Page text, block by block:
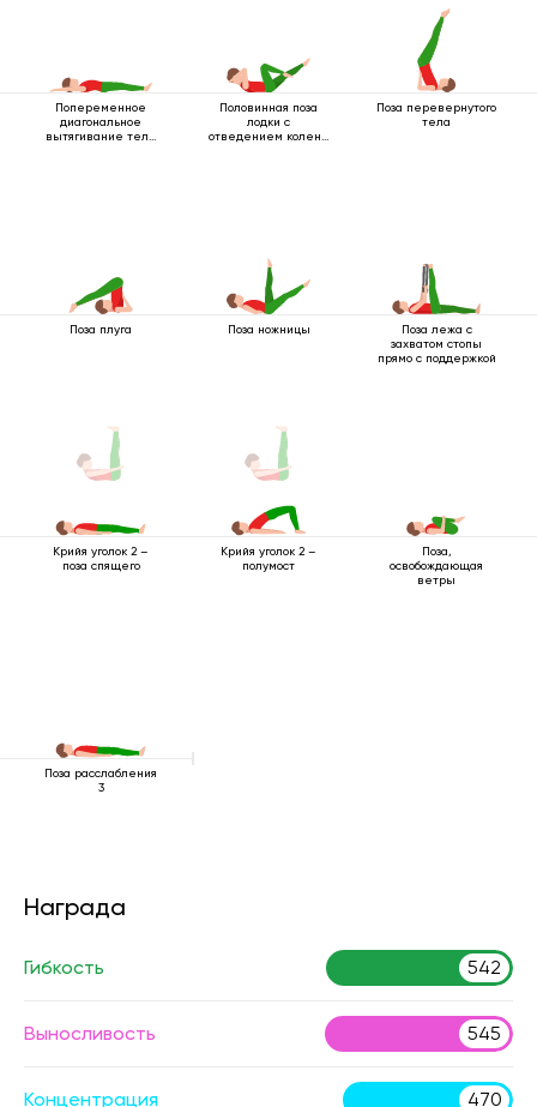
Попеременное
диагональное
вытягивание тела
Половинная поза
лодки с
отведением колена
Поза перевернутого
тела
Поза плуга Поза ножницы
Поза лежа с
захватом стопы
прямо с поддержкой
Крийя уголок 2 –
поза спящего
Крийя уголок 2 –
полумост
Поза,
освобождающая
ветры
Поза расслабления
3
Награда
Гибкость 542
Выносливость 545
Концентрация 470